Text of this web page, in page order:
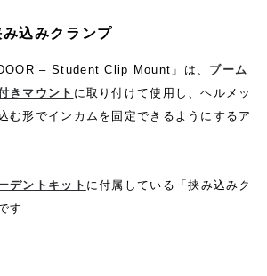
込みクランプ
– Student Clip Mount」は、 ブーム
きマウント に取り付けて使用し、ヘルメッ
む形でインカムを固定できるようにするア
デントキット に付属している「挟み込みク
す